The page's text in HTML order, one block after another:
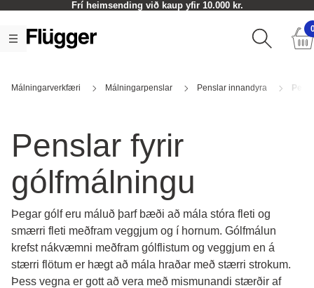
Frí heimsending við kaup yfir 10.000 kr.
Málningarverkfæri Málningarpenslar Penslar innandyra
Penslar fyrir
gólfmálningu
Þegar gólf eru máluð þarf bæði að mála stóra fleti og
smærri fleti meðfram veggjum og í hornum. Gólfmálun
krefst nákvæmni meðfram gólflistum og veggjum en á
stærri flötum er hægt að mála hraðar með stærri strokum.
Þess vegna er gott að vera með mismunandi stærðir af